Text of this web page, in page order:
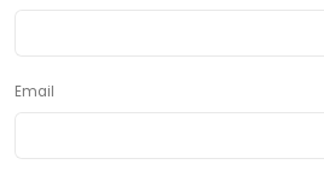
Email